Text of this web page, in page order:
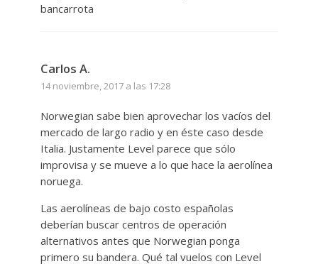
bancarrota
Carlos A.
14 noviembre, 2017 a las 17:28
Norwegian sabe bien aprovechar los vacíos del
mercado de largo radio y en éste caso desde
Italia. Justamente Level parece que sólo
improvisa y se mueve a lo que hace la aerolínea
noruega.
Las aerolíneas de bajo costo españolas
deberían buscar centros de operación
alternativos antes que Norwegian ponga
primero su bandera. Qué tal vuelos con Level